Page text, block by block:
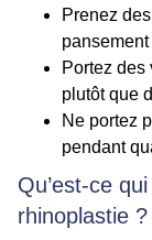
Prenez
Portez des
plutôt que
Ne portez
pendant
Qu’est-ce
rhinoplastie ?